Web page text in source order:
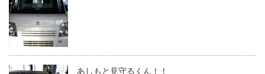
あしもと見守るくん！！